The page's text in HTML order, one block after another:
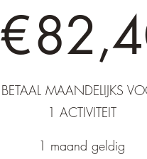
€
BETAAL MAANDELIJKS
1 ACTIVITEIT
1 maand geldig